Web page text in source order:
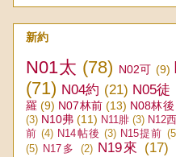
新約
N01太 (78) N02可 (9)
(71) N04約 (21) N05徒
羅 (9) N07林前 (13) N08林後
(3) N10弗 (11) N11腓 (3) N12西
前 (4) N14帖後 (3) N15提前
(5) N17多 (2) N19來 (17)